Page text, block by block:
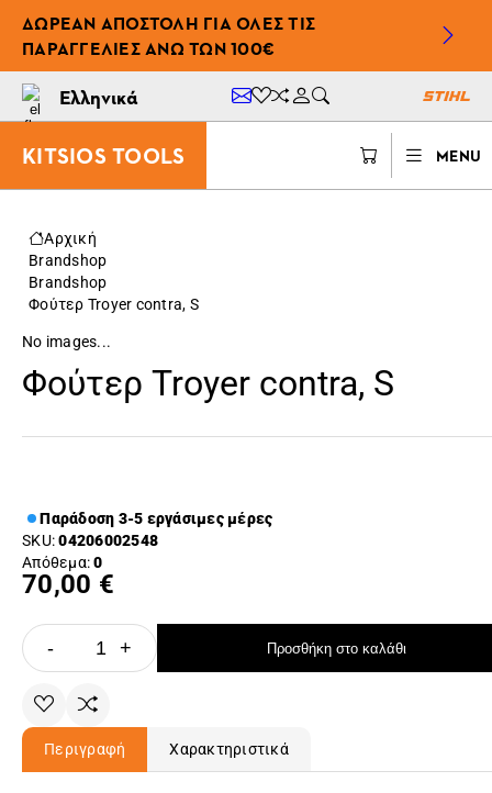
ΔΩΡΕΆΝ ΑΠΟΣΤΟΛΉ ΓΙΑ ΌΛΕΣ ΤΙΣ
ΠΑΡΑΓΓΕΛΊΕΣ ΆΝΩ ΤΩΝ 100€
Ελληνικά
KITSIOS TOOLS MENU
Αρχική
Brandshop
Brandshop
Φούτερ Troyer contra, S
No images...
Φούτερ Troyer contra, S
Παράδοση 3-5 εργάσιμες μέρες
SKU:04206002548
Απόθεμα:0
70,00 €
- + Προσθήκη στο καλάθι
Περιγραφή Χαρακτηριστικά